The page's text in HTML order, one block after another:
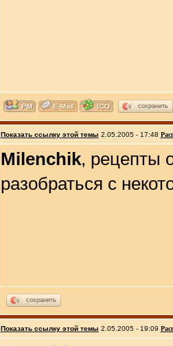
сохранить
Показать ссылку этой темы 2.05.2005 - 17:48
Milenchik, рецепты
разобраться с
сохранить
Показать ссылку этой темы 2.05.2005 - 19:09